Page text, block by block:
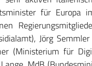
für Europa
Jörg
(Ministerium für